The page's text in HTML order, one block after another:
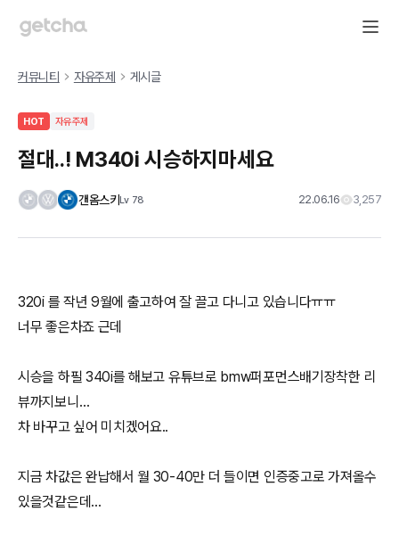
커뮤니티 자유주제 게시글
HOT 자유주제
절대..! M340i 시승하지마세요
갠옴스키 Lv 78 22.06.16 3,257
320i 를 작년 9월에 출고하여 잘 끌고 다니고 있습니다ㅠㅠ
너무 좋은차죠 근데
시승을 하필 340i를 해보고 유튜브로 bmw퍼포먼스배기장착한 리
뷰까지보니…
차 바꾸고 싶어 미치겠어요..
지금 차값은 완납해서 월 30-40만 더 들이면 인증중고로 가져올수
있을것같은데…